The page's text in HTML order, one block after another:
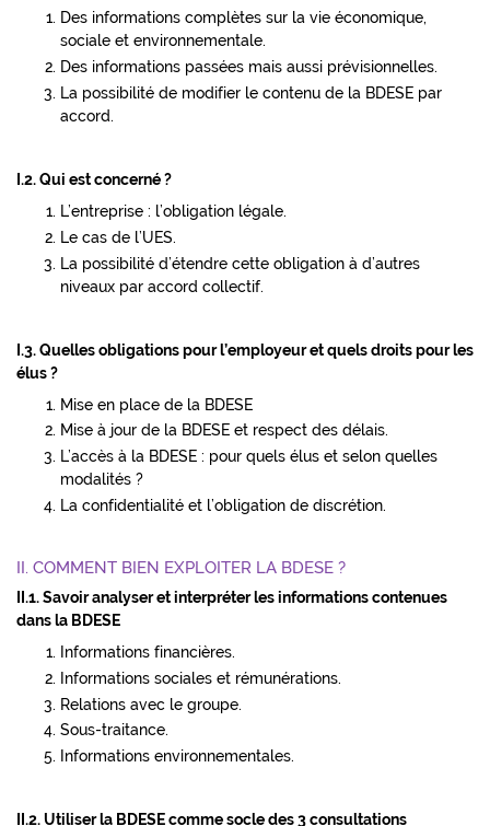
Des informations complètes sur la vie économique,
sociale et environnementale.
Des informations passées mais aussi prévisionnelles.
La possibilité de modifier le contenu de la BDESE par
accord.
I.2. Qui est concerné ?
L’entreprise : l’obligation légale.
Le cas de l’UES.
La possibilité d’étendre cette obligation à d’autres
niveaux par accord collectif.
I.3. Quelles obligations pour l’employeur et quels droits pour les
élus ?
Mise en place de la BDESE
Mise à jour de la BDESE et respect des délais.
L’accès à la BDESE : pour quels élus et selon quelles
modalités ?
La confidentialité et l’obligation de discrétion.
II. COMMENT BIEN EXPLOITER LA BDESE ?
II.1. Savoir analyser et interpréter les informations contenues
dans la BDESE
Informations financières.
Informations sociales et rémunérations.
Relations avec le groupe.
Sous-traitance.
Informations environnementales.
II.2. Utiliser la BDESE comme socle des 3 consultations